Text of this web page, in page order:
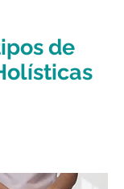
de